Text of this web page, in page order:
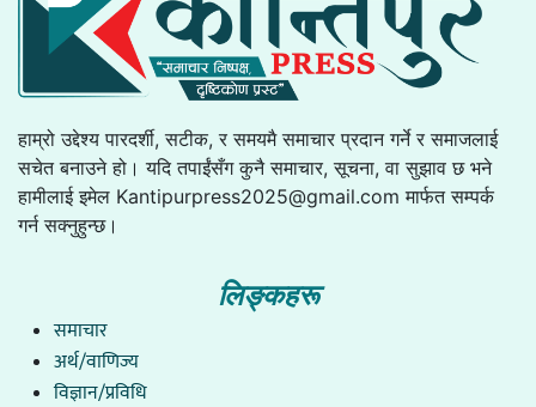
हाम्रो उद्देश्य पारदर्शी, सटीक, र समयमै समाचार प्रदान गर्ने र समाजलाई
सचेत बनाउने हो। यदि तपाईंसँग कुनै समाचार, सूचना, वा सुझाव छ भने
हामीलाई इमेल Kantipurpress2025@gmail.com मार्फत सम्पर्क
गर्न सक्नुहुन्छ।
लिङ्कहरू
समाचार
अर्थ/वाणिज्य
विज्ञान/प्रविधि